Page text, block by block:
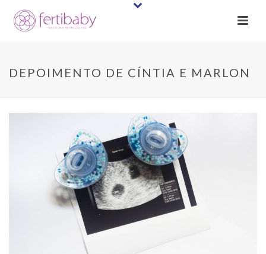
DEPOIMENTO DE CÍNTIA E MARLON